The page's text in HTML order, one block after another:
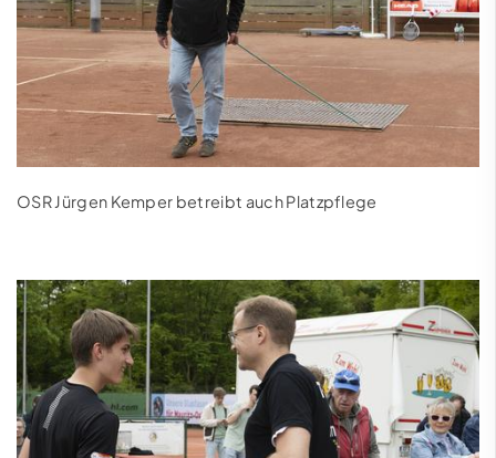
OSR Jürgen Kemper betreibt auch Platzpflege